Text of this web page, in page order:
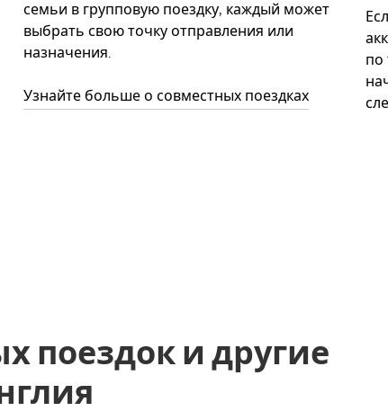
семьи в групповую поездку, каждый может
выбрать свою точку отправления или
назначения.
Узнайте больше о совместных поездках
по
поездок и другие